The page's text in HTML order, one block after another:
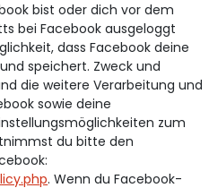
bist oder dich vor dem
bei Facebook ausgeloggt
dass Facebook deine
speichert. Zweck und
die weitere Verarbeitung und
sowie deine
zum
du bitte den
. Wenn du Facebook-